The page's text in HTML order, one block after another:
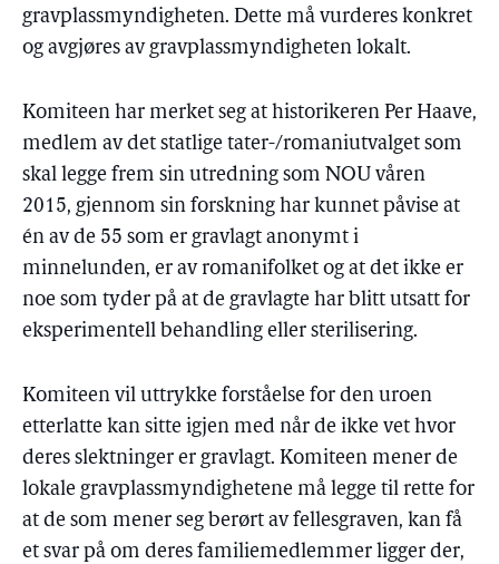
gravplassmyndigheten. Dette må vurderes konkret
og avgjøres av gravplassmyndigheten lokalt.
Komiteen har merket seg at historikeren Per Haave,
medlem av det statlige tater-/romaniutvalget som
skal legge frem sin utredning som NOU våren
2015, gjennom sin forskning har kunnet påvise at
én av de 55 som er gravlagt anonymt i
minnelunden, er av romanifolket og at det ikke er
noe som tyder på at de gravlagte har blitt utsatt for
eksperimentell behandling eller sterilisering.
Komiteen vil uttrykke forståelse for den uroen
etterlatte kan sitte igjen med når de ikke vet hvor
deres slektninger er gravlagt. Komiteen mener de
lokale gravplassmyndighetene må legge til rette for
at de som mener seg berørt av fellesgraven, kan få
et svar på om deres familiemedlemmer ligger der,